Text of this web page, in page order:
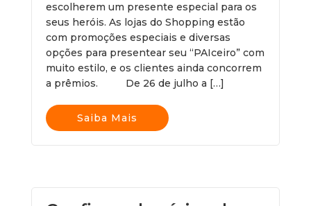
escolherem um presente especial para os
seus heróis. As lojas do Shopping estão
com promoções especiais e diversas
opções para presentear seu “PAIceiro” com
muito estilo, e os clientes ainda concorrem
a prêmios. De 26 de julho a […]
Saiba Mais